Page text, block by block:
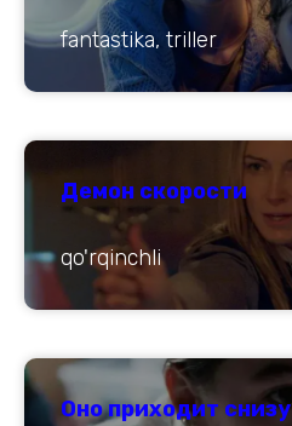
fantastika, triller
Демон скорости
qo'rqinchli
Оно приходит снизу